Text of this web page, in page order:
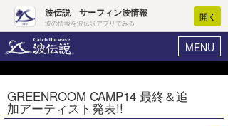
波伝説 サーフィン波情報
波の情報を波伝説アプリでみる
開く
MENU
ヘルプ マイホーム
ログイン
GREENROOM CAMP14 最終＆追
加アーティスト発表!!
Core Surf Japan